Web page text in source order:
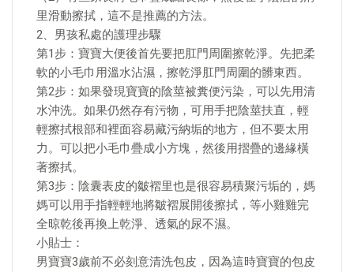
里滑動擦拭，這不是推薦的方法。
2、男孩私處的護理步驟
第1步：寶寶大便後首先要把肛門周圍擦乾淨。先把柔
軟的小毛巾用溫水沾濕，擦乾淨肛門周圍的髒東西。
第2步：如果發現寶寶的陰莖被糞便污染，可以先用清
水沖洗。如果仍然存有污物，可用手把陰莖扶直，輕
輕擦拭根部和裡面容易藏污納垢的地方，但不要太用
力。可以把小毛巾疊成小方塊，然後用摺疊的邊緣橫
著擦拭。
第3步：陰囊表皮的皺褶里也是很容易積聚污垢的，媽
媽可以用手指輕輕地將皺褶展開後擦拭，等小雞雞完
全晾乾後再換上乾淨、透氣的尿不濕。
小貼士：
男寶寶3歲前不必刻意清洗包皮，因為這時寶寶的包皮